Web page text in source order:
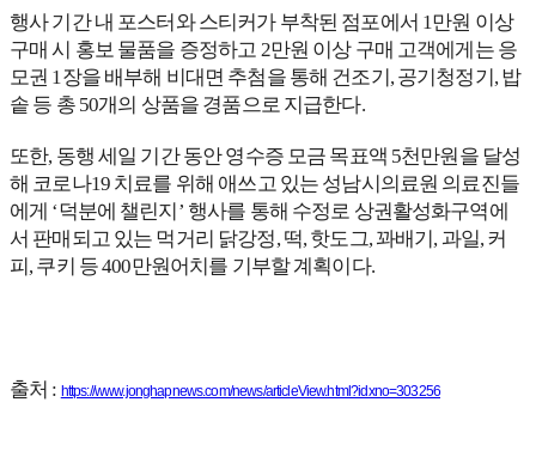
행사 기간 내 포스터와 스티커가 부착된 점포에서 1만원 이상
구매 시 홍보 물품을 증정하고 2만원 이상 구매 고객에게는 응
모권 1장을 배부해 비대면 추첨을 통해 건조기, 공기청정기, 밥
솥 등 총 50개의 상품을 경품으로 지급한다.
또한, 동행 세일 기간 동안 영수증 모금 목표액 5천만원을 달성
해 코로나19 치료를 위해 애쓰고 있는 성남시의료원 의료진들
에게 ‘덕분에 챌린지’ 행사를 통해 수정로 상권활성화구역에
서 판매되고 있는 먹거리 닭강정, 떡, 핫도그, 꽈배기, 과일, 커
피, 쿠키 등 400만원어치를 기부할 계획이다.
출처 : https://www.jonghapnews.com/news/articleView.html?idxno=303256